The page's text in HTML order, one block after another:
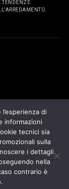
TENDENZE
di
informazioni
tecnici sia
sulla
i dettagli
nella
contrario è